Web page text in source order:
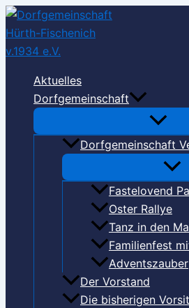
Zum
Inhalt
springen
Aktuelles
Dorfgemeinschaft
Dorfgemeinschaft
Fastelovend
Oster Rallye
Tanz in den
Familienfest
Adventszauber
Der Vorstand
Die bisherigen